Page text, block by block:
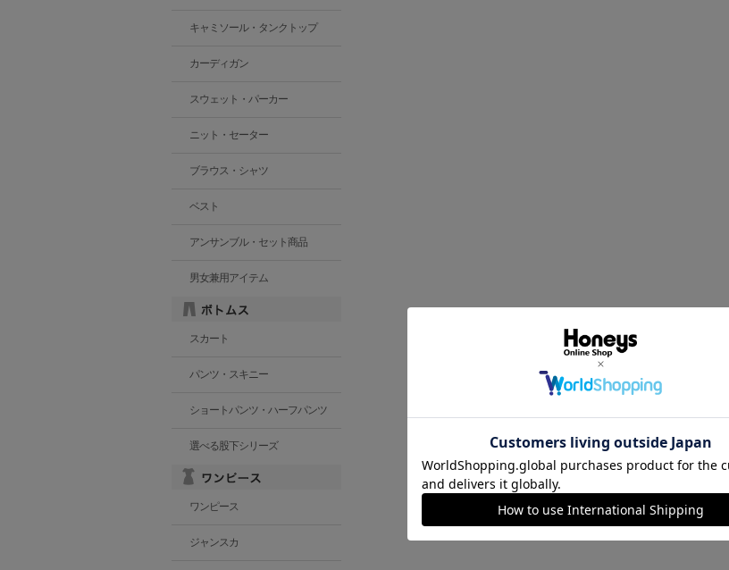
キャミソール・タンクトップ
カーディガン
スウェット・パーカー
ニット・セーター
ブラウス・シャツ
ベスト
アンサンブル・セット商品
男女兼用アイテム
スカート
パンツ・スキニー
ショートパンツ・ハーフパンツ
選べる股下シリーズ
ワンピース
ジャンスカ